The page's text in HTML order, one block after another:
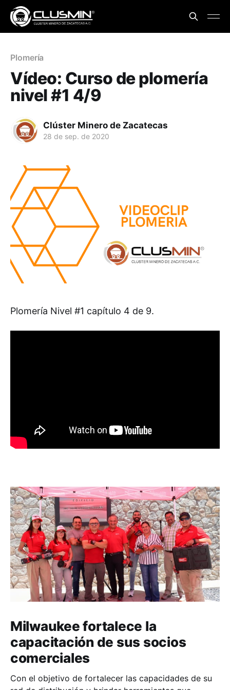
Plomería
Vídeo: Curso de plomería
nivel #1 4/9
Clúster Minero de Zacatecas
28 de sep. de 2020
Plomería Nivel #1 capítulo 4 de 9.
Milwaukee fortalece la
capacitación de sus socios
comerciales
Con el objetivo de fortalecer las capacidades de su